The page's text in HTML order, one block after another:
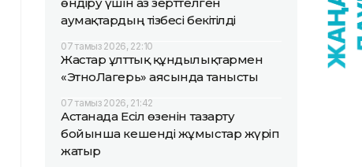
аумақтардың тізбесі бекітілді
07 тамыз 2026, 22:10
Жастар ұлттық құндылықтармен
«ЭтноЛагерь» аясында танысты
07 тамыз 2026, 21:42
Астанада Есіл өзенін тазарту
бойынша кешенді жұмыстар жүріп
жатыр